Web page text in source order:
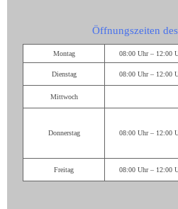
Öffnungszeiten
Montag 08:00 Uhr – 12:00
Dienstag 08:00 Uhr – 12:00
Mittwoch
Donnerstag 08:00 Uhr – 12:00
Freitag 08:00 Uhr – 12:00